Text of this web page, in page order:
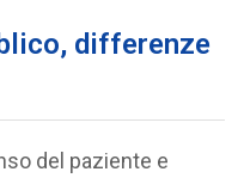
differenze
del paziente e